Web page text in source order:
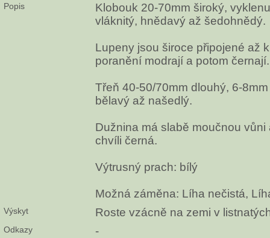
Popis
Klobouk 20-70mm široký,
vláknitý, hnědavý až šedohnědý.
Lupeny jsou široce připojené až
poranění modrají a potom černají.
Třeň 40-50/70mm dlouhý, 6-
bělavý až našedlý.
Dužnina má slabě moučnou
chvíli černá.
Výtrusný prach: bílý
Možná záměna: Líha nečistá,
Výskyt Roste vzácně na zemi v
Odkazy -